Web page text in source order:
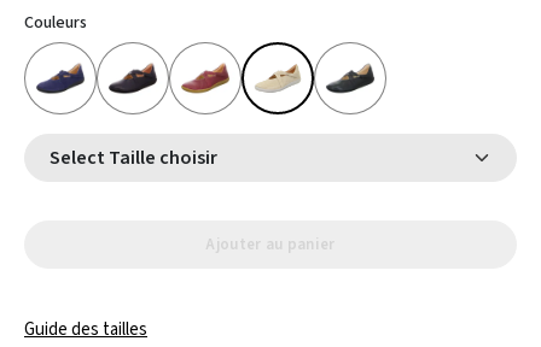
Couleurs
Select Taille choisir
Ajouter au panier
Guide des tailles